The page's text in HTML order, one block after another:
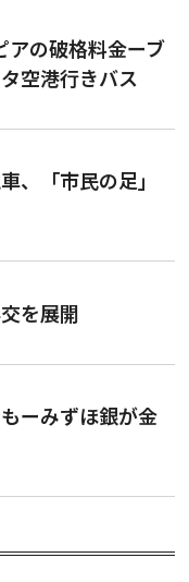
アの破格料金ーブ
空港行きバス
、「市民の足」
を展開
ーみずほ銀が金